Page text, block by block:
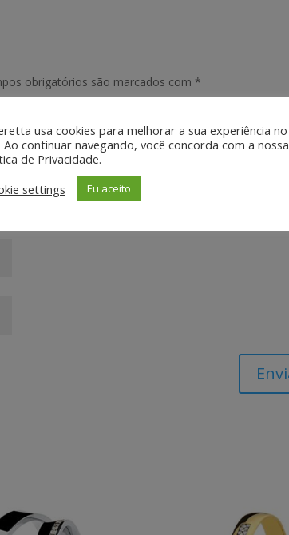
obrigatórios são marcados com *
usa cookies para melhorar a sua experiência no
Ao continuar navegando, você concorda com a nossa
de Privacidade.
settings
Eu aceito